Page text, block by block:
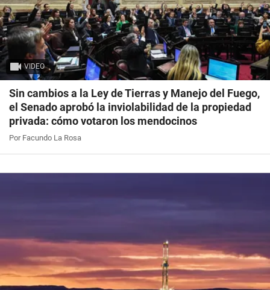
VIDEO
Sin cambios a la Ley de Tierras y Manejo del Fuego,
el Senado aprobó la inviolabilidad de la propiedad
privada: cómo votaron los mendocinos
Por Facundo La Rosa